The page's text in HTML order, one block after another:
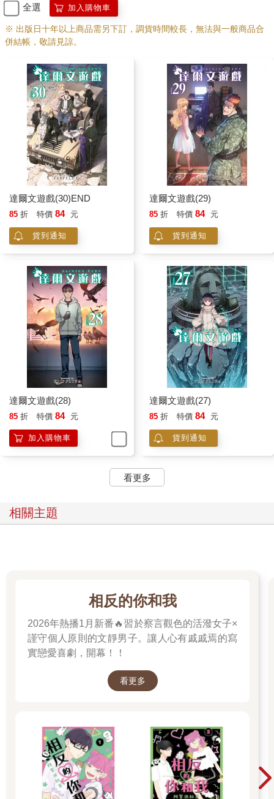
全選 加入購物車
※ 出版日十年以上商品需另下訂，調貨時間較長，無法與一般商品合
併結帳，敬請見諒。
達爾文遊戲(30)END
85 折 特價 84 元
貨到通知
達爾文遊戲(29)
85 折 特價 84 元
貨到通知
達爾文遊戲(28)
85 折 特價 84 元
加入購物車
達爾文遊戲(27)
85 折 特價 84 元
貨到通知
看更多
相關主題
相反的你和我
2026年熱播1月新番🔥習於察言觀色的活潑女子×
謹守個人原則的文靜男子。讓人心有戚戚焉的寫
實戀愛喜劇，開幕！！
看更多